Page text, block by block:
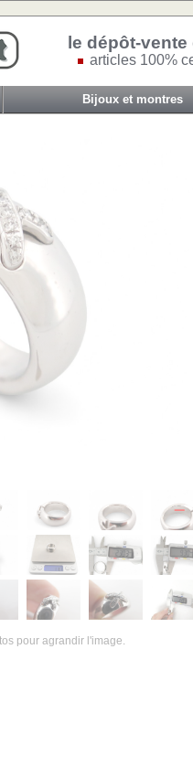
le dépôt-vente
articles 100%
Bijoux et montres
pour agrandir l'image.